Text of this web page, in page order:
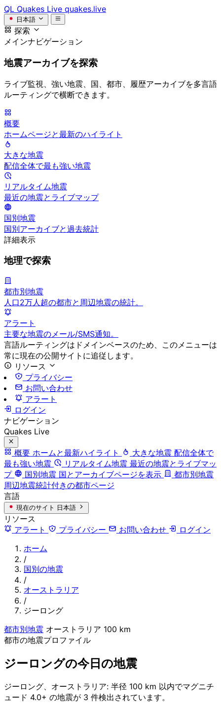
QL Quakes Live quakes.live
日本語
探索
メインナビゲーション
地震アーカイブを探索
ライブ監視、強い地震、国、都市、履歴アーカイブを多言語
ルーティングで横断できます。
概要
ホームページと最新のハイライト
大きな地震
配信全体で最も強い地震
リアルタイム地震
最近の地震とライブマップ
国別地震
国別アーカイブと過去統計
詳細表示
地理で探索
都市別地震
人口2万人超の都市と周辺地震の統計。
アラート
主要な地震のメール/SMS通知。
言語ルーティングはドメインベースのため、このメニューは
常に現在の公開サイトに追従します。
リソース
プライバシー
お問い合わせ
アラート
ログイン
ナビゲーション
Quakes Live
概要 ホームと最新ハイライト 大きな地震 配信全体で
最も強い地震
リアルタイム地震 最近の地震とライブマッ
プ
国別地震 国とアーカイブページを表示
都市別地震
周辺地震統計付きの都市ページ
言語
現在のサイト 日本語
リソース
アラート
プライバシー お問い合わせ
ログイン
ホーム
/
国別の地震
/
オーストラリア
/
ジーロング
都市別地震 オーストラリア 100 km
都市の地震プロファイル
ジーロングの今日の地震
ジーロング、オーストラリア: 半径 100 km 以内でマグニチ
ュード 4.0+ の地震が 3 件検出されています。